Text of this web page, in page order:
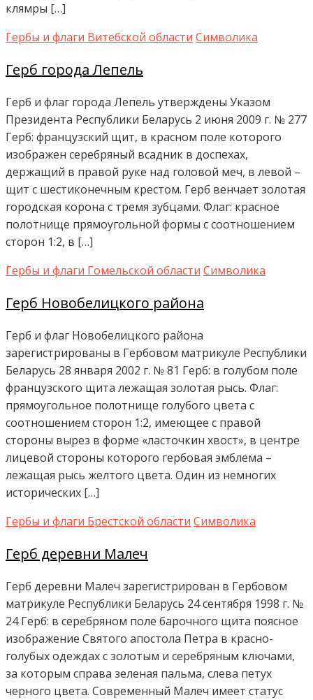
клямры […]
Гербы и флаги Витебской области Символика
Герб города Лепель
Герб и флаг города Лепель утверждены Указом
Президента Республики Беларусь 2 июня 2009 г. № 277
Герб: французский щит, в красном поле которого
изображен серебряный всадник в доспехах,
держащий в правой руке над головой меч, в левой –
щит с шестиконечным крестом. Герб венчает золотая
городская корона с тремя зубцами. Флаг: красное
полотнище прямоугольной формы с соотношением
сторон 1:2, в […]
Гербы и флаги Гомельской области Символика
Герб Новобелицкого района
Герб и флаг Новобелицкого района
зарегистрированы в Гербовом матрикуле Республики
Беларусь 28 января 2002 г. № 81 Герб: в голубом поле
французского щита лежащая золотая рысь. Флаг:
прямоугольное полотнище голубого цвета с
соотношением сторон 1:2, имеющее с правой
стороны вырез в форме «ласточкин хвост», в центре
лицевой стороны которого гербовая эмблема –
лежащая рысь желтого цвета. Один из немногих
исторических […]
Гербы и флаги Брестской области Символика
Герб деревни Малеч
Герб деревни Малеч зарегистрирован в Гербовом
матрикуле Республики Беларусь 24 сентября 1998 г. №
24 Герб: в серебряном поле барочного щита поясное
изображение Святого апостола Петра в красно-
голубых одеждах с золотым и серебряным ключами,
за которым справа зеленая пальма, слева петух
черного цвета. Современный Малеч имеет статус